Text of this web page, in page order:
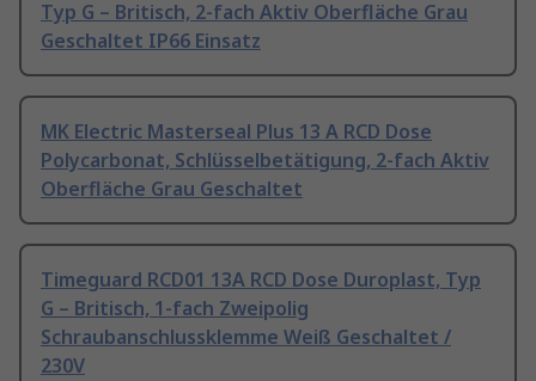
Typ G – Britisch, 2-fach Aktiv Oberfläche Grau
Geschaltet IP66 Einsatz
MK Electric Masterseal Plus 13 A RCD Dose
Polycarbonat, Schlüsselbetätigung, 2-fach Aktiv
Oberfläche Grau Geschaltet
Timeguard RCD01 13A RCD Dose Duroplast, Typ
G – Britisch, 1-fach Zweipolig
Schraubanschlussklemme Weiß Geschaltet /
230V